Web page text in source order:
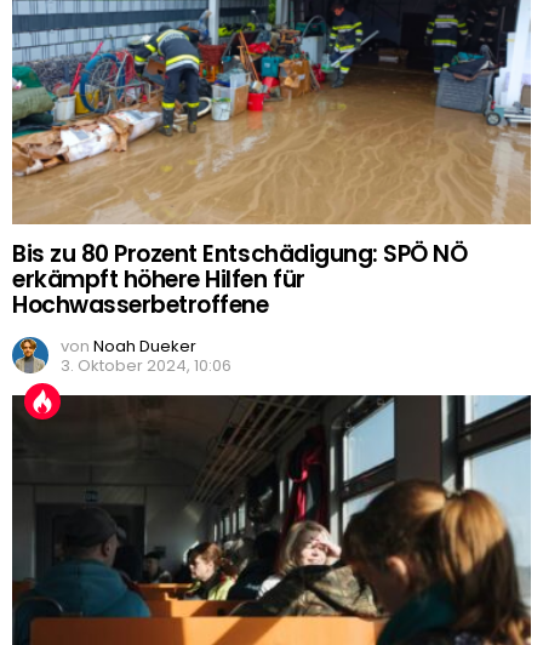
Bis zu 80 Prozent Entschädigung: SPÖ NÖ
erkämpft höhere Hilfen für
Hochwasserbetroffene
von Noah Dueker
3. Oktober 2024, 10:06